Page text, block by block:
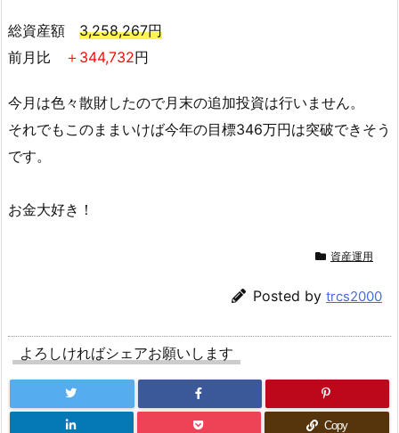
総資産額 3,258,267円
前月比
＋344,732円
今月は色々散財したので月末の追加投資は行いません。
それでもこのままいけば今年の目標346万円は突破できそう
です。
お金大好き！
資産運用
Posted by trcs2000
よろしければシェアお願いします
Copy